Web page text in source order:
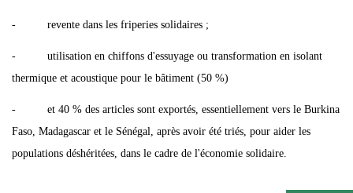
- revente dans les friperies solidaires ;
- utilisation en chiffons d'essuyage ou transformation en isolant
thermique et acoustique pour le bâtiment (50 %)
- et 40 % des articles sont exportés, essentiellement vers le Burkina
Faso, Madagascar et le Sénégal, après avoir été triés, pour aider les
populations déshéritées, dans le cadre de l'économie solidaire.